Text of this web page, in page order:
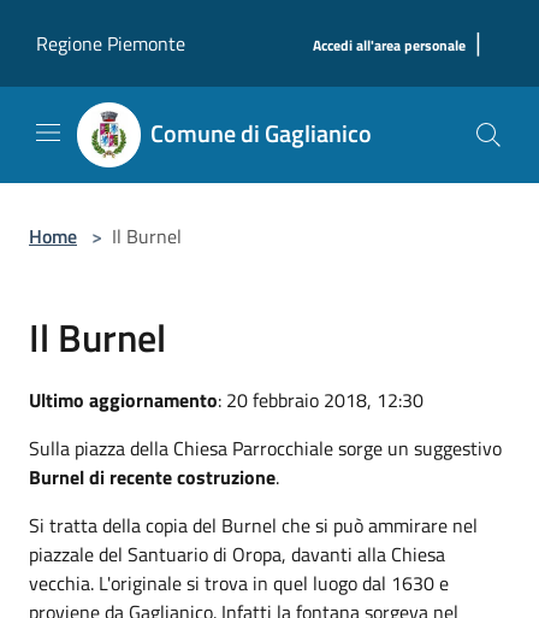
Regione Piemonte
Accedi all'area personale |
Comune di Gaglianico
Home > Il Burnel
Il Burnel
Ultimo aggiornamento: 20 febbraio 2018, 12:30
Sulla piazza della Chiesa Parrocchiale sorge un suggestivo
Burnel di recente costruzione.
Si tratta della copia del Burnel che si può ammirare nel
piazzale del Santuario di Oropa, davanti alla Chiesa
vecchia. L'originale si trova in quel luogo dal 1630 e
proviene da Gaglianico. Infatti la fontana sorgeva nel